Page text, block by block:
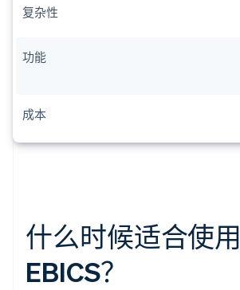
复杂性
功能
成本
什么时候适合使用
EBICS？